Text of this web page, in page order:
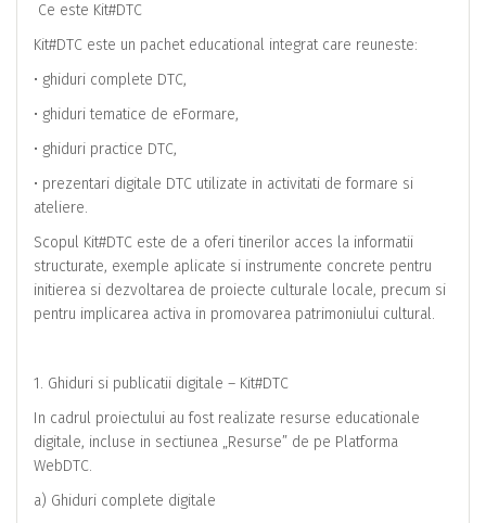
Ce este Kit#DTC
Kit#DTC este un pachet educational integrat care reuneste:
• ghiduri complete DTC,
• ghiduri tematice de eFormare,
• ghiduri practice DTC,
• prezentari digitale DTC utilizate in activitati de formare si
ateliere.
Scopul Kit#DTC este de a oferi tinerilor acces la informatii
structurate, exemple aplicate si instrumente concrete pentru
initierea si dezvoltarea de proiecte culturale locale, precum si
pentru implicarea activa in promovarea patrimoniului cultural.
1. Ghiduri si publicatii digitale – Kit#DTC
In cadrul proiectului au fost realizate resurse educationale
digitale, incluse in sectiunea „Resurse” de pe Platforma
WebDTC.
a) Ghiduri complete digitale